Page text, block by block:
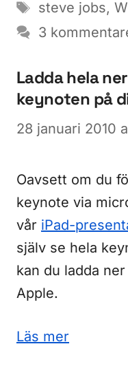
Etiketter
steve jobs,
3
Ladda hela
keynoten på
28 januari 2010
Oavsett om du
keynote via
vår iPad-
själv se hela
kan du ladda
Apple.
Läs mer